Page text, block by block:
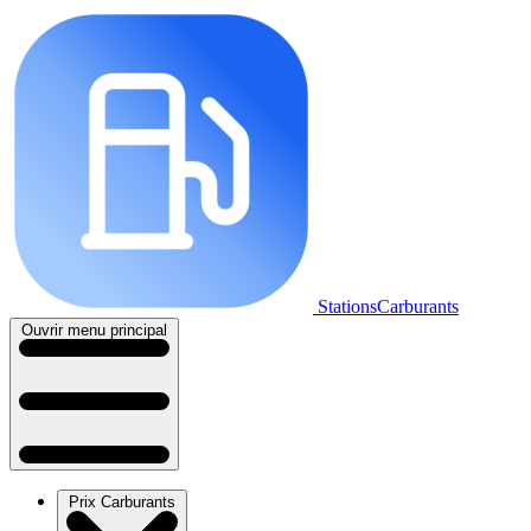
StationsCarburants
Ouvrir menu principal
Prix Carburants